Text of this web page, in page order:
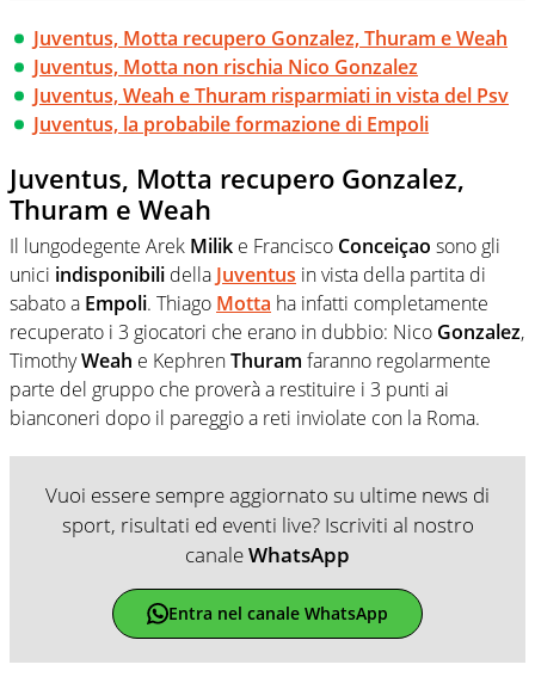
Juventus, Motta recupero Gonzalez, Thuram e Weah
Juventus, Motta non rischia Nico Gonzalez
Juventus, Weah e Thuram risparmiati in vista del Psv
Juventus, la probabile formazione di Empoli
Juventus, Motta recupero Gonzalez,
Thuram e Weah
Il lungodegente Arek Milik e Francisco Conceiçao sono gli
unici indisponibili della Juventus in vista della partita di
sabato a Empoli. Thiago Motta ha infatti completamente
recuperato i 3 giocatori che erano in dubbio: Nico Gonzalez,
TimothyWeah e KephrenThuram faranno regolarmente
parte del gruppo che proverà a restituire i 3 punti ai
bianconeri dopo il pareggio a reti inviolate con la Roma.
Vuoi essere sempre aggiornato su ultime news di
sport, risultati ed eventi live? Iscriviti al nostro
canaleWhatsApp
Entra nel canale WhatsApp